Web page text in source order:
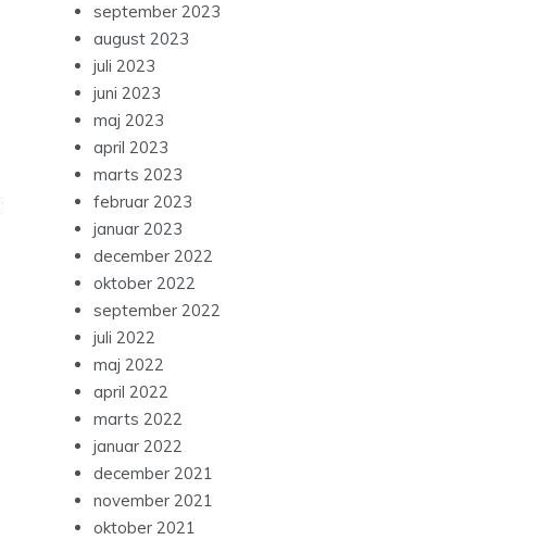
september 2023
august 2023
juli 2023
juni 2023
maj 2023
april 2023
marts 2023
februar 2023
januar 2023
december 2022
oktober 2022
september 2022
juli 2022
maj 2022
april 2022
marts 2022
januar 2022
december 2021
november 2021
oktober 2021